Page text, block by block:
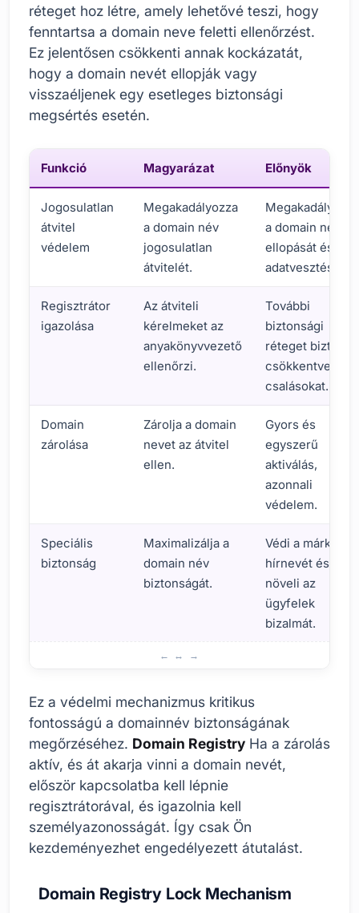
réteget hoz létre, amely lehetővé teszi, hogy
fenntartsa a domain neve feletti ellenőrzést.
Ez jelentősen csökkenti annak kockázatát,
hogy a domain nevét ellopják vagy
visszaéljenek egy esetleges biztonsági
megsértés esetén.
Funkció Magyarázat Előnyök
Jogosulatlan
átvitel
védelem
Megakadályozza
a domain név
jogosulatlan
átvitelét.
a domain név
ellopását és az
adatvesztést.
Regisztrátor
igazolása
Az átviteli
kérelmeket az
anyakönyvvezető
ellenőrzi.
További
biztonsági
réteget biztosít,
csökkentve a
csalásokat.
Domain
zárolása
Zárolja a domain
nevet az átvitel
ellen.
Gyors és
egyszerű
aktiválás,
azonnali
védelem.
Speciális
biztonság
Maximalizálja a
domain név
biztonságát.
Védi a márka
hírnevét és
növeli az
ügyfelek
bizalmát.
Ez a védelmi mechanizmus kritikus
fontosságú a domainnév biztonságának
megőrzéséhez. Domain Registry Ha a zárolás
aktív, és át akarja vinni a domain nevét,
először kapcsolatba kell lépnie
regisztrátorával, és igazolnia kell
személyazonosságát. Így csak Ön
kezdeményezhet engedélyezett átutalást.
Domain Registry Lock Mechanism